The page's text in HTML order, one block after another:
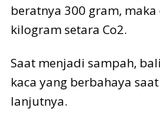
beratnya 300 gram,
kilogram setara Co2.
Saat menjadi sampah,
kaca yang berbahaya
lanjutnya.